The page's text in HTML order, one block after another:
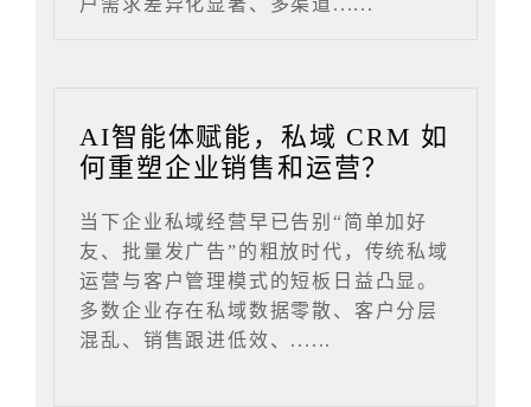
AI智能体赋能，私域 CRM 如
何重塑企业销售和运营？
当下企业私域经营早已告别“简单加好
友、批量发广告”的粗放时代，传统私域
运营与客户管理模式的短板日益凸显。
多数企业存在私域数据零散、客户分层
混乱、销售跟进低效、......